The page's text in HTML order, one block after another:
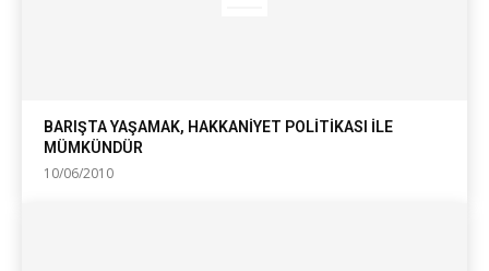
BARIŞTA YAŞAMAK, HAKKANİYET POLİTİKASI İLE
MÜMKÜNDÜR
10/06/2010